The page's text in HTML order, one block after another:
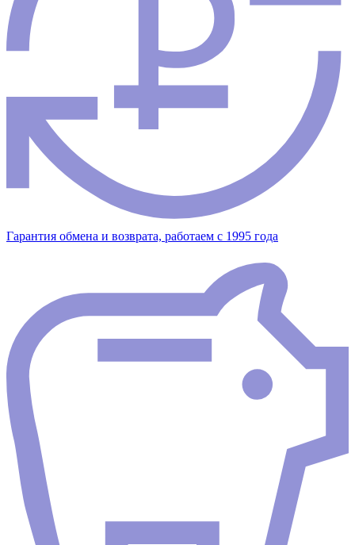
Гарантия обмена и возврата, работаем с 1995 года